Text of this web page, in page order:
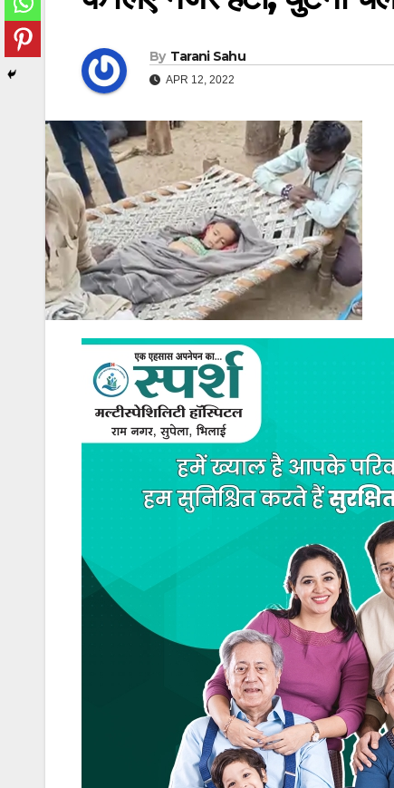
By Tarani Sahu
APR 12, 2022